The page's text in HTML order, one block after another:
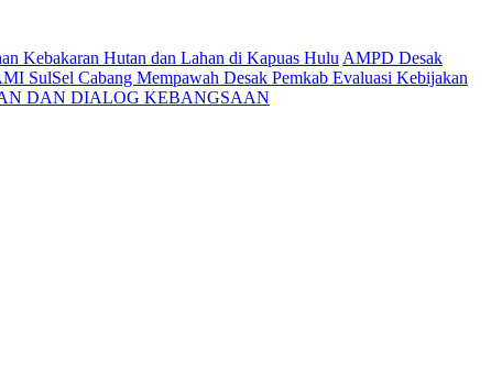
Kebakaran Hutan dan Lahan di Kapuas Hulu AMPD Desak
SulSel Cabang Mempawah Desak Pemkab Evaluasi Kebijakan
DAN DIALOG KEBANGSAAN